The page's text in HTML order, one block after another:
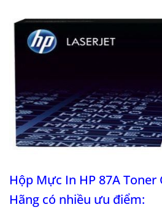
Hộp Mực In HP 87A
Hãng có nhiều ưu điểm: